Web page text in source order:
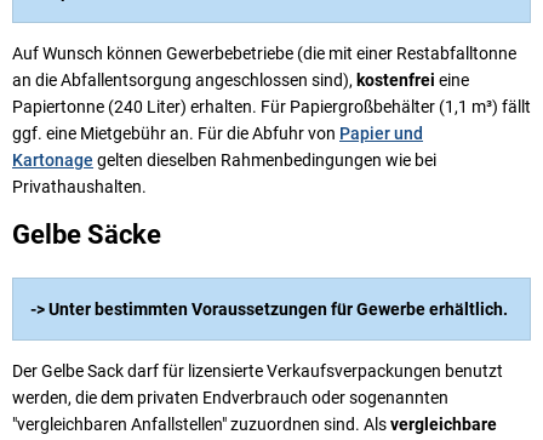
Auf Wunsch können Gewerbebetriebe (die mit einer Restabfalltonne
an die Abfallentsorgung angeschlossen sind), kostenfrei eine
Papiertonne (240 Liter) erhalten. Für Papiergroßbehälter (1,1 m³) fällt
ggf. eine Mietgebühr an. Für die Abfuhr von Papier und
Kartonage gelten dieselben Rahmenbedingungen wie bei
Privathaushalten.
Gelbe Säcke
-> Unter bestimmten Voraussetzungen für Gewerbe erhältlich.
Der Gelbe Sack darf für lizensierte Verkaufsverpackungen benutzt
werden, die dem privaten Endverbrauch oder sogenannten
"vergleichbaren Anfallstellen" zuzuordnen sind. Alsvergleichbare